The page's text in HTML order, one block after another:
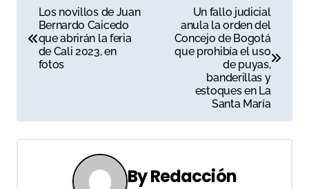
a
g
a
Los novillos de Juan
Bernardo Caicedo
que abrirán la feria
de Cali 2023, en
fotos
Un fallo judicial
anula la orden del
Concejo de Bogotá
que prohibía el uso
de puyas,
banderillas y
estoques en La
Santa María
ByRedacción